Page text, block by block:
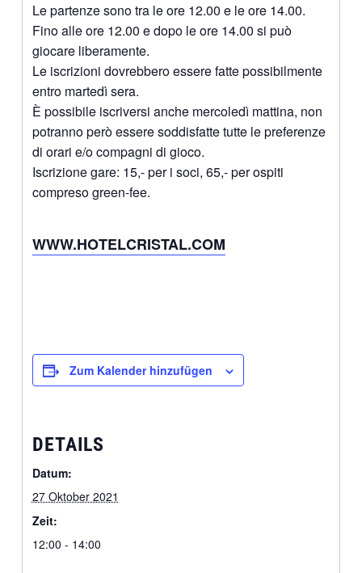
Le partenze sono tra le ore 12.00 e le ore 14.00.
Fino alle ore 12.00 e dopo le ore 14.00 si può
giocare liberamente.
Le iscrizioni dovrebbero essere fatte possibilmente
entro martedì sera.
È possibile iscriversi anche mercoledì mattina, non
potranno però essere soddisfatte tutte le preferenze
di orari e/o compagni di gioco.
Iscrizione gare: 15,- per i soci, 65,- per ospiti
compreso green-fee.
WWW.HOTELCRISTAL.COM
Zum Kalender hinzufügen
DETAILS
Datum:
27 Oktober 2021
Zeit:
12:00 - 14:00